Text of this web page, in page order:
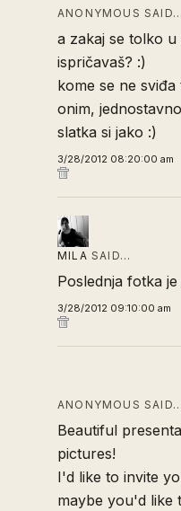
ANONYMOUS SAID…
a zakaj se tolko
ispričavaš? :)
kome se ne
onim,
slatka si jako :)
3/28/2012 08:20:00 am
MILA SAID…
Poslednja fotka je
3/28/2012 09:10:00 am
ANONYMOUS SAID…
Beautiful
pictures!
I'd like to invite
maybe you'd like